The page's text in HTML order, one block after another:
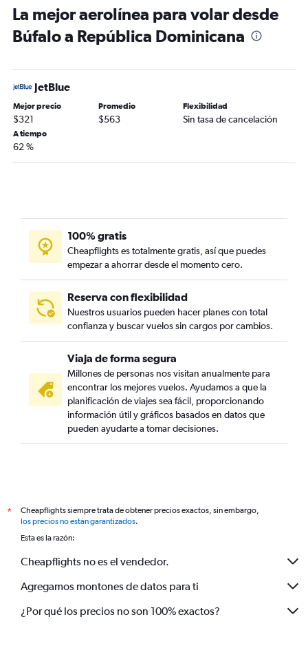
La mejor aerolínea para volar desde
Búfalo a República Dominicana
JetBlue
Mejor precio
$321
Promedio
$563
Flexibilidad
Sin tasa de cancelación
A tiempo
62 %
100% gratis
Cheapflights es totalmente gratis, así que puedes
empezar a ahorrar desde el momento cero.
Reserva con flexibilidad
Nuestros usuarios pueden hacer planes con total
confianza y buscar vuelos sin cargos por cambios.
Viaja de forma segura
Millones de personas nos visitan anualmente para
encontrar los mejores vuelos. Ayudamos a que la
planificación de viajes sea fácil, proporcionando
información útil y gráficos basados en datos que
pueden ayudarte a tomar decisiones.
*
Cheapflights siempre trata de obtener precios exactos, sin embargo,
los precios no están garantizados.
Esta es la razón:
Cheapflights no es el vendedor.
Agregamos montones de datos para ti
¿Por qué los precios no son 100% exactos?